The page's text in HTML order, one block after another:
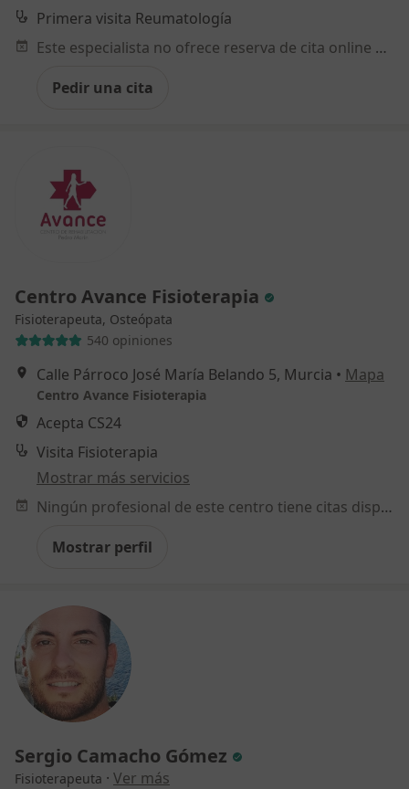
Primera visita Reumatología
Este especialista no ofrece reserva de cita online en esta dirección.
Pedir una cita
Centro Avance Fisioterapia
Fisioterapeuta, Osteópata
540 opiniones
Calle Párroco José María Belando 5, Murcia • Mapa
Centro Avance Fisioterapia
Acepta CS24
Visita Fisioterapia
Mostrar más servicios
Ningún profesional de este centro tiene citas disponibles
Mostrar perfil
Sergio Camacho Gómez
Fisioterapeuta · Ver más